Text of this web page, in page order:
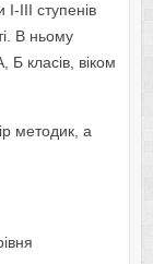
ІІІ ступенів
В ньому
Б класів, віком
методик, а